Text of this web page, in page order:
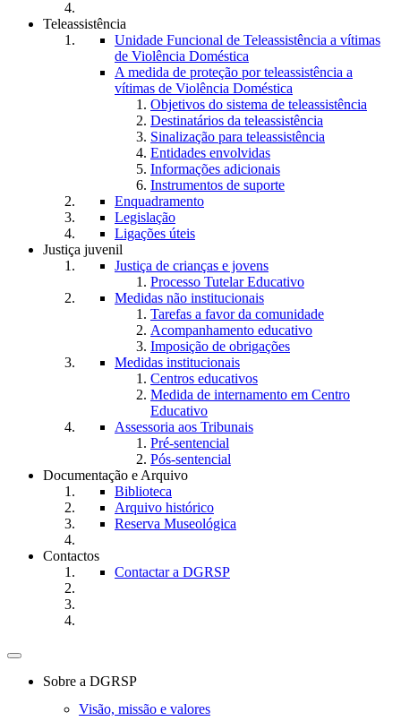
Teleassistência
Unidade Funcional de Teleassistência a vítimas
de Violência Doméstica
A medida de proteção por teleassistência a
vítimas de Violência Doméstica
Objetivos do sistema de teleassistência
Destinatários da teleassistência
Sinalização para teleassistência
Entidades envolvidas
Informações adicionais
Instrumentos de suporte
Enquadramento
Legislação
Ligações úteis
Justiça juvenil
Justiça de crianças e jovens
Processo Tutelar Educativo
Medidas não institucionais
Tarefas a favor da comunidade
Acompanhamento educativo
Imposição de obrigações
Medidas institucionais
Centros educativos
Medida de internamento em Centro
Educativo
Assessoria aos Tribunais
Pré-sentencial
Pós-sentencial
Documentação e Arquivo
Biblioteca
Arquivo histórico
Reserva Museológica
Contactos
Contactar a DGRSP
Toggle
navigationSobre a DGRSP
Visão, missão e valores